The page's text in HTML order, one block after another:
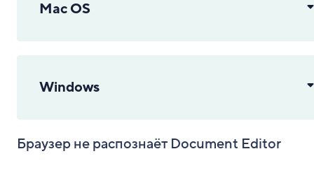
Mac OS
Windows
Браузер не распознаёт Document Editor